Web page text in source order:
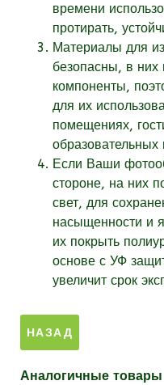
времени
протирать,
Материалы для
безопасны, в них
компоненты,
для их
помещениях,
Если Ваши
стороне, на них
свет, для
насыщенности и
их покрыть
основе с УФ
увеличит срок
Аналогичные товары